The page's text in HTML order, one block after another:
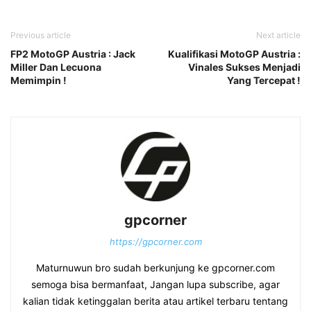
Previous article
FP2 MotoGP Austria : Jack
Miller Dan Lecuona
Memimpin !
Next article
Kualifikasi MotoGP Austria :
Vinales Sukses Menjadi
Yang Tercepat !
gpcorner
https://gpcorner.com
Maturnuwun bro sudah berkunjung ke gpcorner.com
semoga bisa bermanfaat, Jangan lupa subscribe, agar
kalian tidak ketinggalan berita atau artikel terbaru tentang